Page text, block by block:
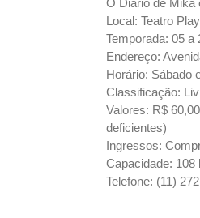
O Diário de Mika
Local: Teatro
Temporada: 05 a
Endereço:
Horário: Sábado
Classificação:
Valores: R$
deficientes)
Ingressos:
Capacidade: 108
Telefone: (11)